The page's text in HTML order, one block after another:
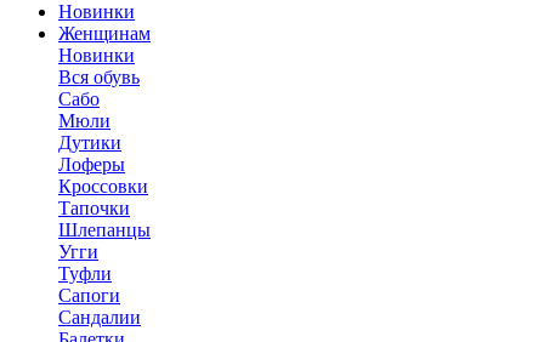
Новинки
Женщинам
Новинки
Вся обувь
Сабо
Мюли
Дутики
Лоферы
Кроссовки
Тапочки
Шлепанцы
Угги
Туфли
Сапоги
Сандалии